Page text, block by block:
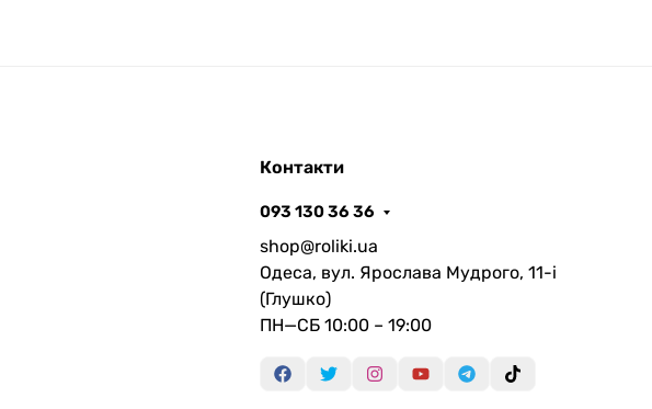
Контакти
093 130 36 36
shop@roliki.ua
Одеса, вул. Ярослава Мудрого, 11-i
(Глушко)
ПН—СБ 10:00 – 19:00